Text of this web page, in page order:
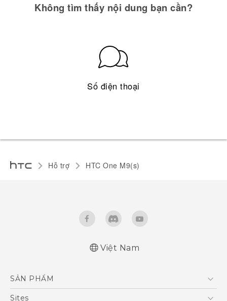
Không tìm thấy nội dung bạn cần?
Số điện thoại
Hỗ trợ HTC One M9(s)‎
Việt Nam
SẢN PHẨM
5G
Sites